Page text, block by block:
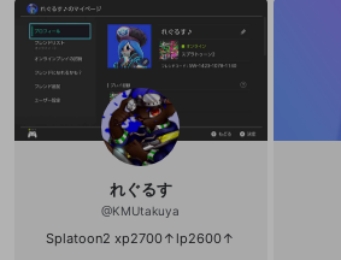
す！ フォローがこんなに増えるなん
て…😂 皆様ありがとうございます❗❗
ゲーム実況ではゆっくりロングタイ
ムさん、ユッカさんが大好きで
す！！ あと、歌い手・浦島坂田船や
天月さんほかにもたくさんいます
が、とにかく歌い手が大好きです！
気が合う人は話しかけてください！
(返事遅れるかもしれません(・
フォローしてくださると、嬉しいで
す(*´∇｀)✨
れぐるす
@KMUtakuya
Splatoon2 xp2700↑lp2600↑